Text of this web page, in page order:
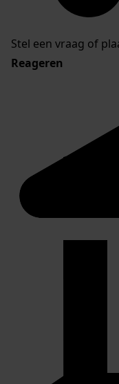
Stel een vraag of
Reageren